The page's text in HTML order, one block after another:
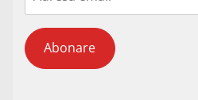
email
Abonare